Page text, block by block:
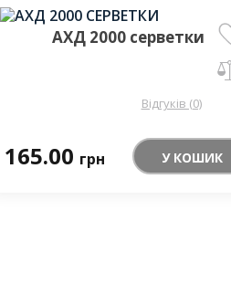
АХД 2000 серветки
Відгуків (0)
165.00 грн У КОШИК